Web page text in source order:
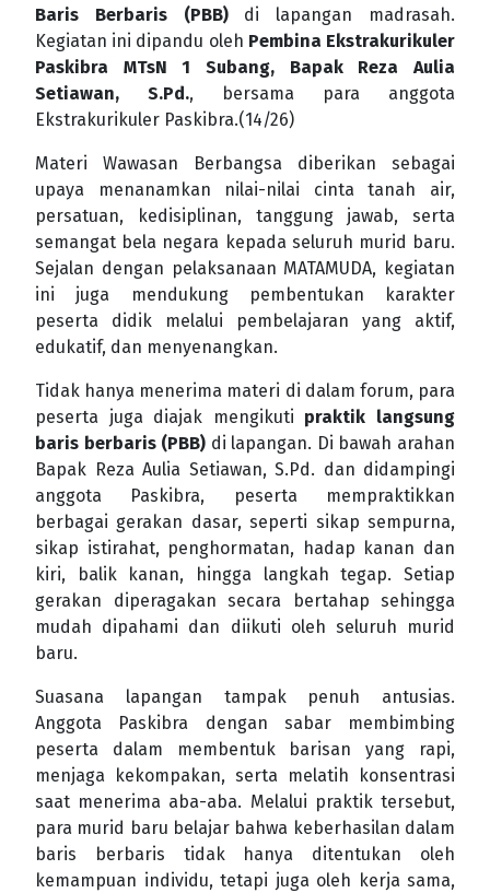
Baris Berbaris (PBB)di lapangan madrasah.
Kegiatan ini dipandu oleh Pembina Ekstrakurikuler
Paskibra MTsN 1 Subang, Bapak Reza Aulia
Setiawan, S.Pd., bersama para anggota
Ekstrakurikuler Paskibra.(14/26)
Materi Wawasan Berbangsa diberikan sebagai
upaya menanamkan nilai-nilai cinta tanah air,
persatuan, kedisiplinan, tanggung jawab, serta
semangat bela negara kepada seluruh murid baru.
Sejalan dengan pelaksanaan MATAMUDA, kegiatan
ini juga mendukung pembentukan karakter
peserta didik melalui pembelajaran yang aktif,
edukatif, dan menyenangkan.
Tidak hanya menerima materi di dalam forum, para
peserta juga diajak mengikuti praktik langsung
baris berbaris (PBB) di lapangan. Di bawah arahan
Bapak Reza Aulia Setiawan, S.Pd. dan didampingi
anggota Paskibra, peserta mempraktikkan
berbagai gerakan dasar, seperti sikap sempurna,
sikap istirahat, penghormatan, hadap kanan dan
kiri, balik kanan, hingga langkah tegap. Setiap
gerakan diperagakan secara bertahap sehingga
mudah dipahami dan diikuti oleh seluruh murid
baru.
Suasana lapangan tampak penuh antusias.
Anggota Paskibra dengan sabar membimbing
peserta dalam membentuk barisan yang rapi,
menjaga kekompakan, serta melatih konsentrasi
saat menerima aba-aba. Melalui praktik tersebut,
para murid baru belajar bahwa keberhasilan dalam
baris berbaris tidak hanya ditentukan oleh
kemampuan individu, tetapi juga oleh kerja sama,